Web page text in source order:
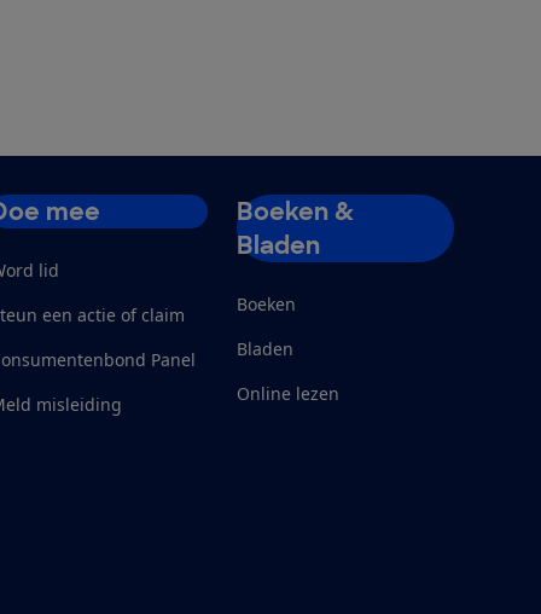
mee
lid
een actie of claim
Panel
misleiding
Boeken &
Bladen
Boeken
Bladen
Online lezen